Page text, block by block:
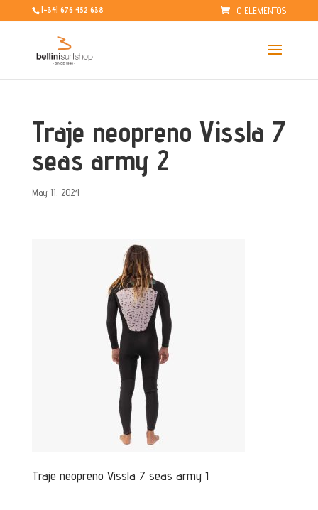
[+34] 676 452 638 0 ELEMENTOS
Traje neopreno Vissla 7
seas army 2
May 11, 2024
Traje neopreno Vissla 7 seas army 1